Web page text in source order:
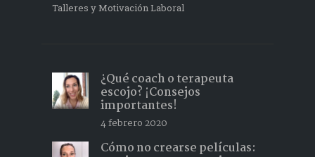
Talleres y Motivación Laboral
¿Qué coach o terapeuta
escojo? ¡Consejos
importantes!
4 febrero 2020
Cómo no crearse películas: